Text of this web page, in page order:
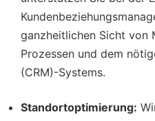
ganzheitlichen Sicht von
Prozessen und dem
(CRM)-Systems.
Standortoptimierung: